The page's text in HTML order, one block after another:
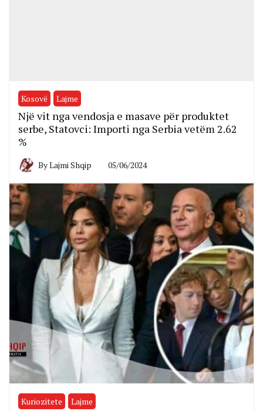
Kosovë Lajme
Një vit nga vendosja e masave për produktet
serbe, Statovci: Importi nga Serbia vetëm 2.62
%
ByLajmi Shqip 05/06/2024
Kuriozitete Lajme